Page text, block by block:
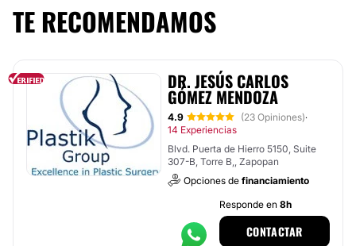
TE RECOMENDAMOS
DR. JESÚS CARLOS
GÓMEZ MENDOZA
4.9 (23 Opiniones)·
14 Experiencias
Blvd. Puerta de Hierro 5150, Suite
307-B, Torre B,, Zapopan
Opciones de financiamiento
Responde en 8h
CONTACTAR